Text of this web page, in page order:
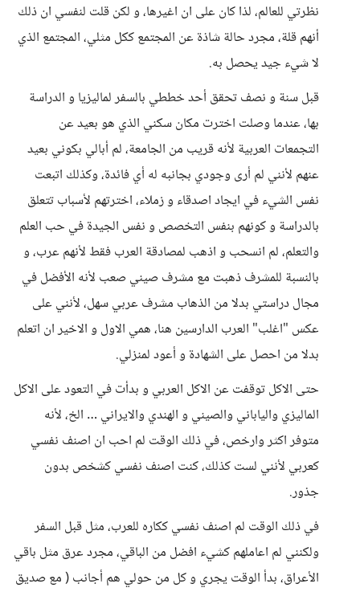
نظرتي للعالم، لذا كان على ان اغيرها، و لكن قلت لنفسي ان ذلك
أنهم قلة، مجرد حالة شاذة عن المجتمع ككل مثلي، المجتمع الذي
لا شيء جيد يحصل به.
قبل سنة و نصف تحقق أحد خططي بالسفر لماليزيا و الدراسة
بها، عندما وصلت اخترت مكان سكني الذي هو بعيد عن
التجمعات العربية لأنه قريب من الجامعة، لم أبالي بكوني بعيد
عنهم لأنني لم أرى وجودي بجانبه له أي فائدة، وكذلك اتبعت
نفس الشيء في ايجاد اصدقاء و زملاء، اخترتهم لأسباب تتعلق
بالدراسة و كونهم بنفس التخصص و نفس الجيدة في حب العلم
والتعلم، لم انسحب و اذهب لمصادقة العرب فقط لأنهم عرب، و
بالنسبة للمشرف ذهبت مع مشرف صيني صعب لأنه الأفضل في
مجال دراستي بدلا من الذهاب مشرف عربي سهل، لأنني على
عكس "اغلب" العرب الدارسين هنا، همي الاول و الاخير ان اتعلم
بدلا من احصل على الشهادة و أعود لمنزلي.
حتى الاكل توقفت عن الاكل العربي و بدأت في التعود على الاكل
الماليزي والياباني والصيني و الهندي والايراني … الخ، لأنه
متوفر اكثر وارخص، في ذلك الوقت لم احب ان اصنف نفسي
كعربي لأنني لست كذلك، كنت اصنف نفسي كشخص بدون
جذور.
في ذلك الوقت لم اصنف نفسي ككاره للعرب، مثل قبل السفر
ولكنني لم اعاملهم كشيء افضل من الباقي، مجرد عرق مثل باقي
الأعراق، بدأ الوقت يجري و كل من حولي هم أجانب ( مع صديق